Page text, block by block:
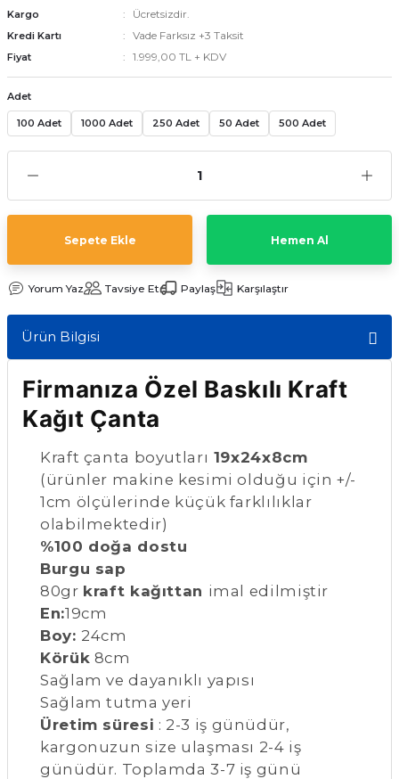
Kargo Ücretsizdir.
Kredi Kartı Vade Farksız +3 Taksit
Fiyat 1.999,00 TL + KDV
Adet
100 Adet 1000 Adet 250 Adet 50 Adet 500 Adet
Sepete Ekle Hemen Al
Yorum Yaz Tavsiye Et Paylaş Karşılaştır
Ürün Bilgisi
Firmanıza Özel Baskılı Kraft
Kağıt Çanta
Kraft çanta boyutları 19x24x8cm
(ürünler makine kesimi olduğu için +/-
1cm ölçülerinde küçük farklılıklar
olabilmektedir)
%100 doğa dostu
Burgu sap
80gr kraft kağıttan imal edilmiştir
En:19cm
Boy: 24cm
Körük 8cm
Sağlam ve dayanıklı yapısı
Sağlam tutma yeri
Üretim süresi : 2-3 iş günüdür,
kargonuzun size ulaşması 2-4 iş
günüdür. Toplamda 3-7 iş günü